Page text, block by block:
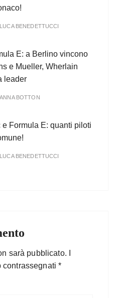
LUCA BENEDETTUCCI
E: a Berlino vincono
e Mueller, Wherlain
leader
ANNA BOTTON
e Formula E: quanti piloti
LUCA BENEDETTUCCI
sarà pubblicato.
contrassegnati*